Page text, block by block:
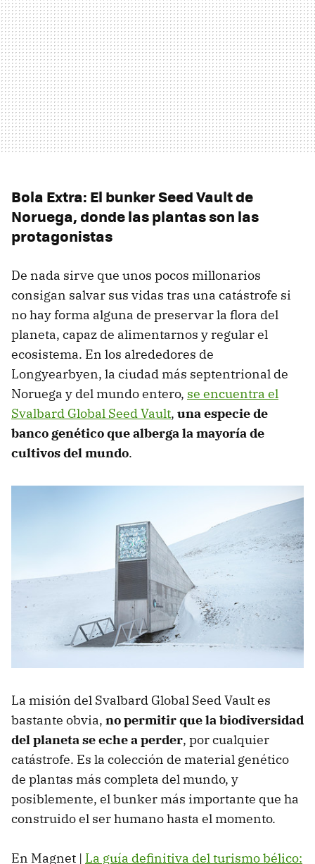
Bola Extra: El bunker Seed Vault de
Noruega, donde las plantas son las
protagonistas
De nada sirve que unos pocos millonarios
consigan salvar sus vidas tras una catástrofe si
no hay forma alguna de preservar la flora del
planeta, capaz de alimentarnos y regular el
ecosistema. En los alrededores de
Longyearbyen, la ciudad más septentrional de
Noruega y del mundo entero, se encuentra el
Svalbard Global Seed Vault, una especie de
banco genético que alberga la mayoría de
cultivos del mundo.
La misión del Svalbard Global Seed Vault es
bastante obvia, no permitir que la biodiversidad
del planeta se eche a perder, por cualquier
catástrofe. Es la colección de material genético
de plantas más completa del mundo, y
posiblemente, el bunker más importante que ha
construido el ser humano hasta el momento.
En Magnet | La guía definitiva del turismo bélico: